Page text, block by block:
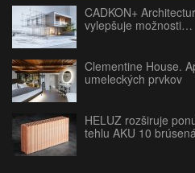
CADKON+
vylepšuje možnosti…
Clementine House.
umeleckých prvkov
HELUZ rozširuje
tehlu AKU 10 brúsená